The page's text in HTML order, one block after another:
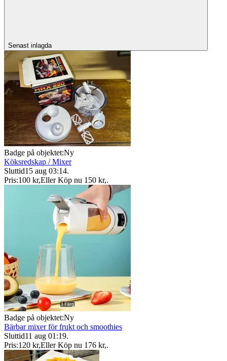
Senast inlagda
Badge på objektet:Ny
Köksredskap / Mixer
Sluttid15 aug 03:14.
Pris:100 kr,Eller Köp nu 150 kr,.
Badge på objektet:Ny
Bärbar mixer för frukt och smoothies
Sluttid11 aug 01:19.
Pris:120 kr,Eller Köp nu 176 kr,.